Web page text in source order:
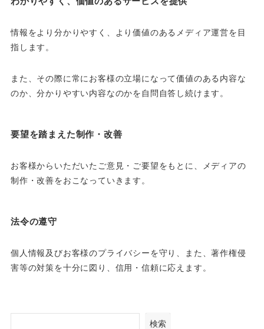
情報をより分かりやすく、より価値のあるメディア運営を目
指します。
また、その際に常にお客様の立場になって価値のある内容な
のか、分かりやすい内容なのかを自問自答し続けます。
要望を踏まえた制作・改善
お客様からいただいたご意見・ご要望をもとに、メディアの
制作・改善をおこなっていきます。
法令の遵守
個人情報及びお客様のプライバシーを守り、また、著作権侵
害等の対策を十分に図り、信用・信頼に応えます。
検索